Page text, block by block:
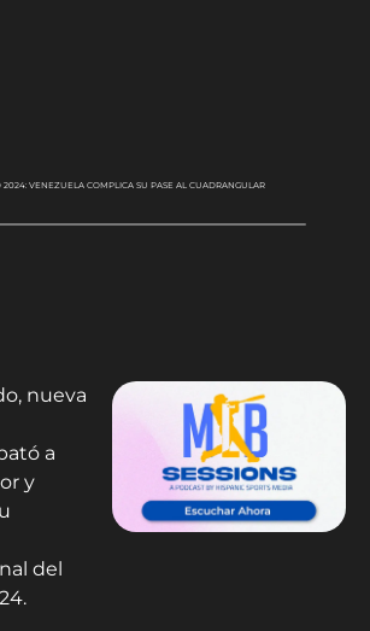
2024: VENEZUELA COMPLICA SU PASE AL CUADRANGULAR
nueva
a
y
del